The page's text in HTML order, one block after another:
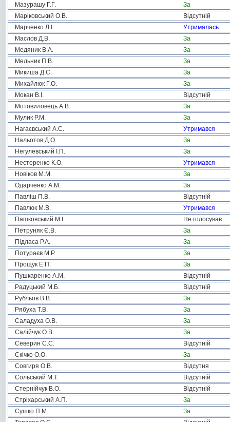
Мазурашу Г.Г.
За
Маріковський О.В.
Відсутній
Марченко Л.І.
Утрималась
Маслов Д.В.
За
Медяник В.А.
За
Мельник П.В.
За
Микиша Д.С.
За
Михайлюк Г.О.
За
Мокан В.І.
Відсутній
Мотовиловець А.В.
За
Мулик Р.М.
За
Нагаєвський А.С.
Утримався
Нальотов Д.О.
За
Негулевський І.П.
За
Нестеренко К.О.
Утримався
Новіков М.М.
За
Одарченко А.М.
За
Павліш П.В.
Відсутній
Павлюк М.В.
Утримався
Пашковський М.І.
Не голосував
Петруняк Є.В.
За
Підласа Р.А.
За
Потураєв М.Р.
За
Прощук Е.П.
За
Пушкаренко А.М.
Відсутній
Радуцький М.Б.
Відсутній
Рубльов В.В.
За
Рябуха Т.В.
За
Саладуха О.В.
За
Салійчук О.В.
За
Северин С.С.
Відсутній
Скічко О.О.
За
Совгиря О.В.
Відсутня
Сольський М.Т.
Відсутній
Стернійчук В.О.
Відсутній
Стріхарський А.П.
За
Сушко П.М.
За